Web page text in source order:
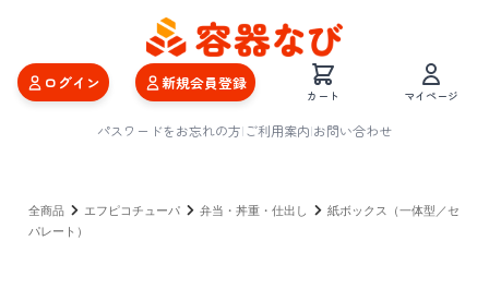
ログイン 新規会員登録
カート マイページ
パスワードをお忘れの方|ご利用案内|お問い合わせ
全商品 エフピコチューパ 弁当・丼重・仕出し
紙ボックス（一体型／セ
パレート）